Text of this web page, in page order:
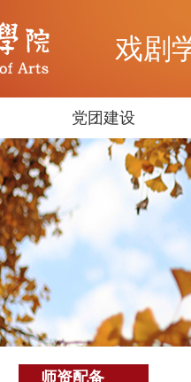
戏剧
党团建设
师资配备